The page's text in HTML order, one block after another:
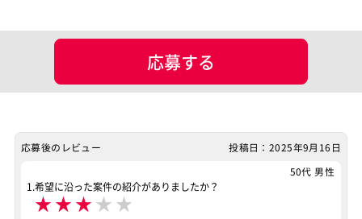
マッチング設定
担当工程
フロントエンドエンジニア
業務系エンジニア
応募する
応募後のレビュー
投稿日：2025年9月16日
50代 男性
1.希望に沿った案件の紹介がありましたか？
★ ★ ★ ★ ★